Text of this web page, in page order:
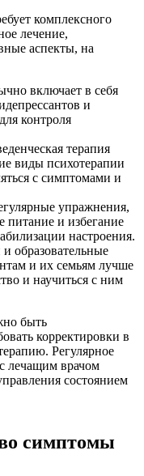
комплексного
лечение,
аспекты, на
включает в себя
и
контроля
терапия
виды психотерапии
с симптомами и
упражнения,
питание и избегание
настроения.
образовательные
и их семьям лучше
и научиться с ним
быть
корректировки в
Регулярное
лечащим врачом
состоянием
симптомы